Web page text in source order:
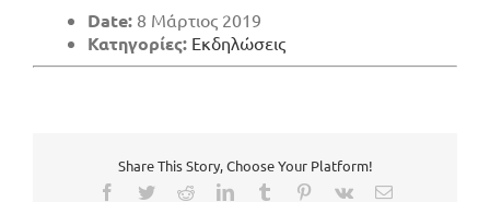
Date: 8 Μάρτιος 2019
Κατηγορίες: Εκδηλώσεις
Share This Story, Choose Your Platform!
Facebook
TwitterRedditLinkedInTumblr Pinterest
Vk Email